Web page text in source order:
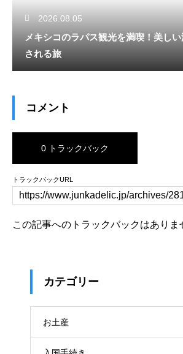
2026.08.05
メキシコのラパス観光を満喫！美し
される旅
コメント
0 トラックバック
トラックバックURL
この記事へのトラックバックはありま
カテゴリー
お土産